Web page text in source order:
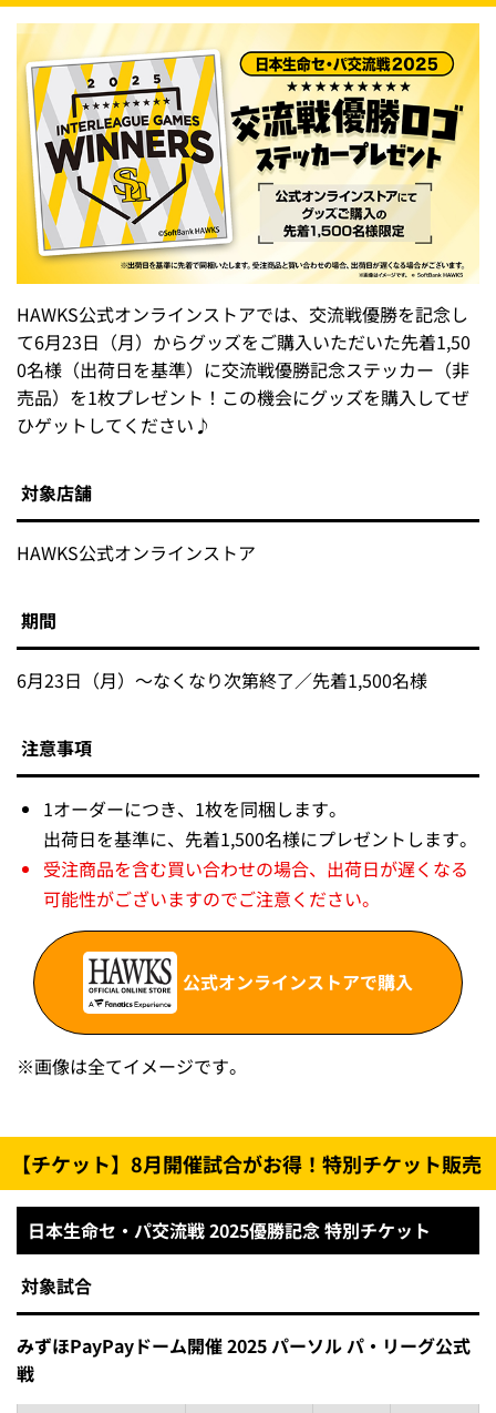
HAWKS公式オンラインストアでは、交流戦優勝を記念し
て6月23日（月）からグッズをご購入いただいた先着1,50
0名様（出荷日を基準）に交流戦優勝記念ステッカー（非
売品）を1枚プレゼント！この機会にグッズを購入してぜ
ひゲットしてください♪
対象店舗
HAWKS公式オンラインストア
期間
6月23日（月）～なくなり次第終了／先着1,500名様
注意事項
1オーダーにつき、1枚を同梱します。
出荷日を基準に、先着1,500名様にプレゼントします。
受注商品を含む買い合わせの場合、出荷日が遅くなる
可能性がございますのでご注意ください。
公式オンラインストアで購入
※画像は全てイメージです。
【チケット】8月開催試合がお得！特別チケット販売
日本生命セ・パ交流戦 2025優勝記念 特別チケット
対象試合
みずほPayPayドーム開催 2025 パーソル パ・リーグ公式
戦